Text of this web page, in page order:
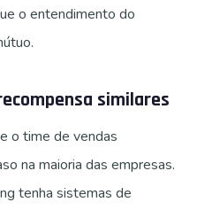
o entendimento do
similares
o time de vendas
na maioria das empresas.
tenha sistemas de